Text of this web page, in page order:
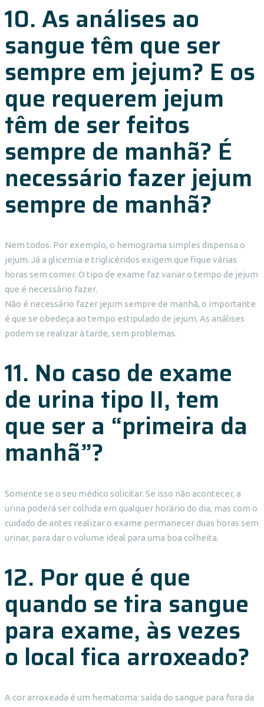
10. As análises ao
sangue têm que ser
sempre em jejum? E os
que requerem jejum
têm de ser feitos
sempre de manhã? É
necessário fazer jejum
sempre de manhã?
Nem todos. Por exemplo, o hemograma simples dispensa o
jejum. Já a glicemia e triglicéridos exigem que fique várias
horas sem comer. O tipo de exame faz variar o tempo de jejum
que é necessário fazer.
Não é necessário fazer jejum sempre de manhã, o importante
é que se obedeça ao tempo estipulado de jejum. As análises
podem se realizar à tarde, sem problemas.
11. No caso de exame
de urina tipo II, tem
que ser a “primeira da
manhã”?
Somente se o seu médico solicitar. Se isso não acontecer, a
urina poderá ser colhida em qualquer horário do dia, mas com o
cuidado de antes realizar o exame permanecer duas horas sem
urinar, para dar o volume ideal para uma boa colheita.
12. Por que é que
quando se tira sangue
para exame, às vezes
o local fica arroxeado?
A cor arroxeada é um hematoma: saída do sangue para fora da